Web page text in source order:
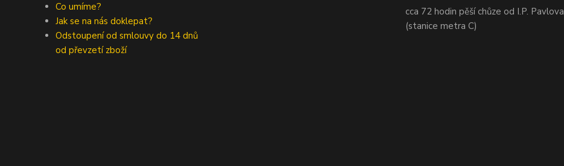
Co umíme?
Jak se na nás doklepat?
Odstoupení od smlouvy do 14 dnů
od převzetí zboží
cca 72 hodin pěší chůze od I.P. Pavlova
(stanice metra C)